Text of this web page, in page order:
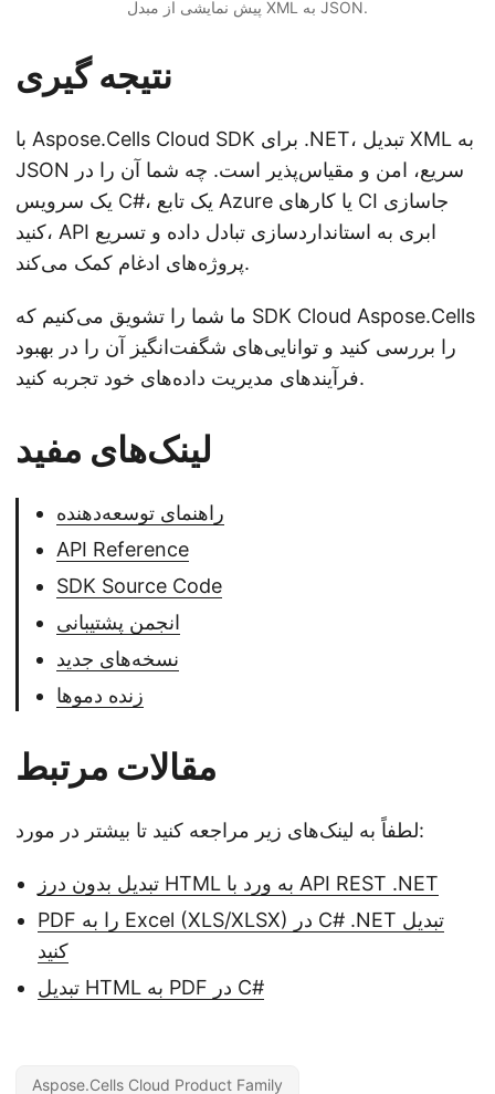
پیش نمایشی از مبدل XML به JSON.
نتیجه گیری
با Aspose.Cells Cloud SDK برای .NET، تبدیل XML به
JSON سریع، امن و مقیاس‌پذیر است. چه شما آن را در
یک سرویس C#، یک تابع Azure یا کارهای CI جاسازی
کنید، API ابری به استانداردسازی تبادل داده و تسریع
پروژه‌های ادغام کمک می‌کند.
ما شما را تشویق می‌کنیم که SDK Cloud Aspose.Cells
را بررسی کنید و توانایی‌های شگفت‌انگیز آن را در بهبود
فرآیندهای مدیریت داده‌های خود تجربه کنید.
لینک‌های مفید
راهنمای توسعه‌دهنده
API Reference
SDK Source Code
انجمن پشتیبانی
نسخه‌های جدید
زنده دموها
مقالات مرتبط
لطفاً به لینک‌های زیر مراجعه کنید تا بیشتر در مورد:
تبدیل بدون درز HTML به ورد با API REST .NET
PDF را به Excel (XLS/XLSX) در C# .NET تبدیل
کنید
تبدیل HTML به PDF در C#
Aspose.Cells Cloud Product Family